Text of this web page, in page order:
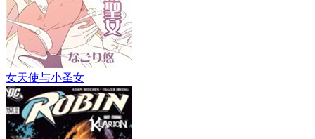
女天使与小圣女